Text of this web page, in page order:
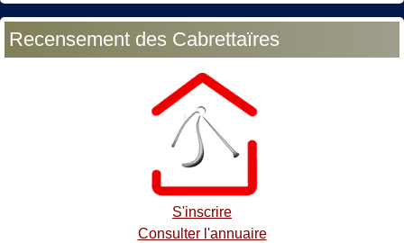
Recensement des Cabrettaïres
S'inscrire
Consulter l'annuaire